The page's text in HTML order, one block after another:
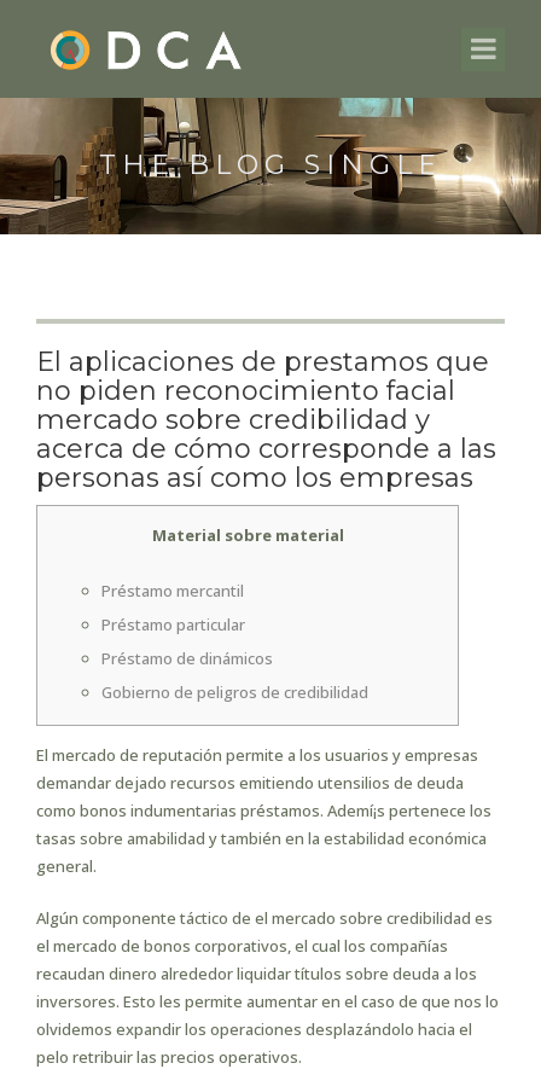
THE BLOG SINGLE
El aplicaciones de prestamos que
no piden reconocimiento facial
mercado sobre credibilidad y
acerca de cómo corresponde a las
personas así­ como los empresas
Material sobre material
Préstamo mercantil
Préstamo particular
Préstamo de dinámicos
Gobierno de peligros de credibilidad
El mercado de reputación permite a los usuarios y empresas
demandar dejado recursos emitiendo utensilios de deuda
como bonos indumentarias préstamos. Ademí¡s pertenece los
tasas sobre amabilidad y también en la estabilidad económica
general.
Algún componente táctico de el mercado sobre credibilidad es
el mercado de bonos corporativos, el cual los compañías
recaudan dinero alrededor liquidar títulos sobre deuda a los
inversores. Esto les permite aumentar en el caso de que nos lo
olvidemos expandir los operaciones desplazándolo hacia el
pelo retribuir las precios operativos.